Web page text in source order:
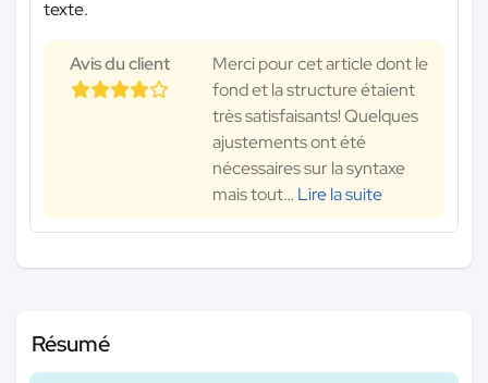
texte.
Avis du client
Merci pour cet article dont le
fond et la structure étaient
très satisfaisants! Quelques
ajustements ont été
nécessaires sur la syntaxe
mais tout… Lire la suite
Résumé